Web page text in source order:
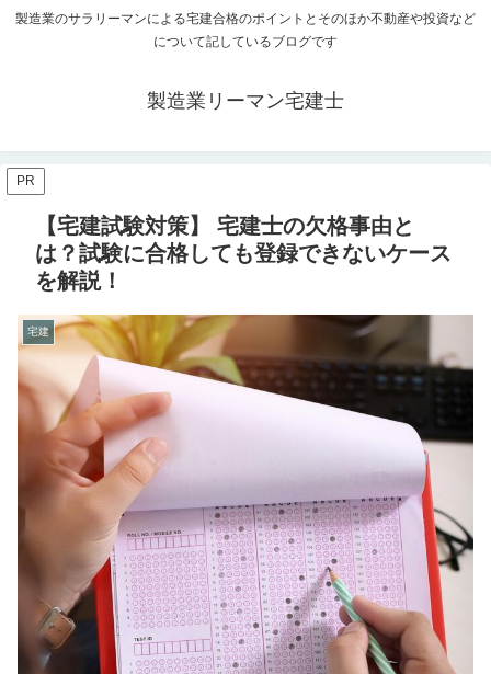
製造業のサラリーマンによる宅建合格のポイントとそのほか不動産や投資など
について記しているブログです
製造業リーマン宅建士
PR
【宅建試験対策】 宅建士の欠格事由と
は？試験に合格しても登録できないケース
を解説！
宅建